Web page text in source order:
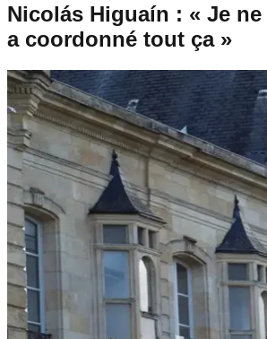
Nicolás Higuaín : « Je
a coordonné tout ça »